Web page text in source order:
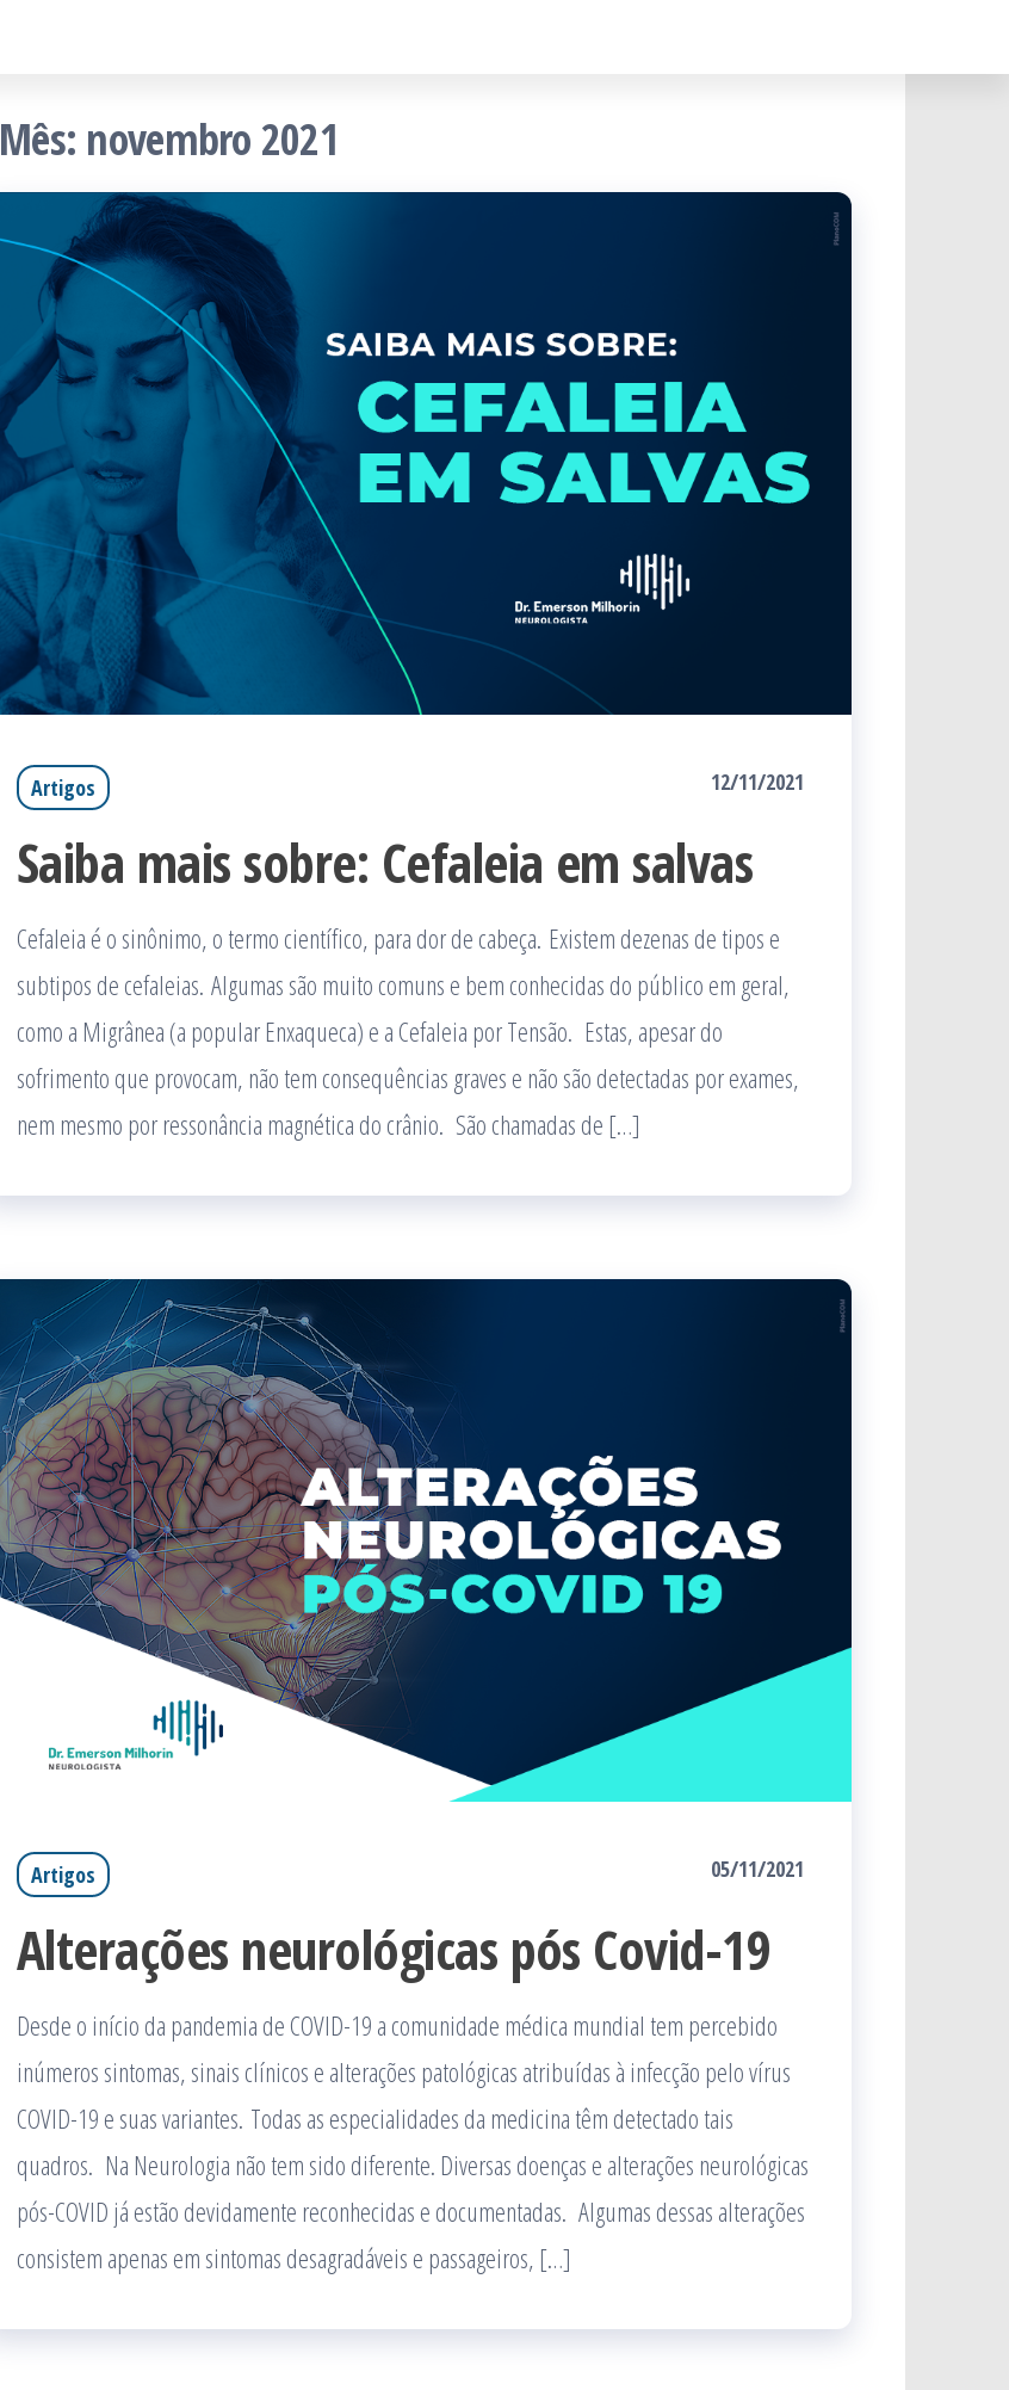
Mês: novembro 2021
Artigos 12/11/2021
Saiba mais sobre: Cefaleia em salvas
Cefaleia é o sinônimo, o termo científico, para dor de cabeça. Existem dezenas de tipos e
subtipos de cefaleias. Algumas são muito comuns e bem conhecidas do público em geral,
como a Migrânea (a popular Enxaqueca) e a Cefaleia por Tensão. Estas, apesar do
sofrimento que provocam, não tem consequências graves e não são detectadas por exames,
nem mesmo por ressonância magnética do crânio. São chamadas de […]
Artigos 05/11/2021
Alterações neurológicas pós Covid-19
Desde o início da pandemia de COVID-19 a comunidade médica mundial tem percebido
inúmeros sintomas, sinais clínicos e alterações patológicas atribuídas à infecção pelo vírus
COVID-19 e suas variantes. Todas as especialidades da medicina têm detectado tais
quadros. Na Neurologia não tem sido diferente. Diversas doenças e alterações neurológicas
pós-COVID já estão devidamente reconhecidas e documentadas. Algumas dessas alterações
consistem apenas em sintomas desagradáveis e passageiros, […]